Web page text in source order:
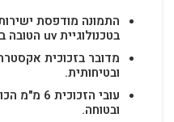
בטכנולוגיית uv הטובה בעולם.
מדובר בזכוכית
ובטיחותית.
ובטוחה.